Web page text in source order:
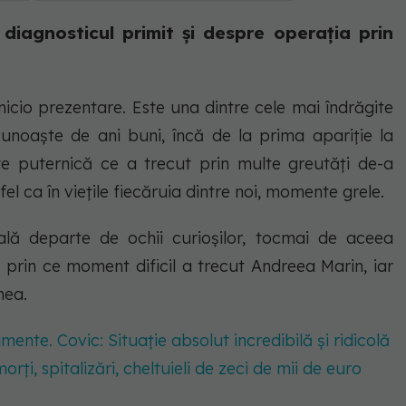
primit și despre operația prin
prezentare. Este una dintre cele mai îndrăgite
de ani buni, încă de la prima apariție la
puternică ce a trecut prin multe greutăți de-a
ca în viețile fiecăruia dintre noi, momente grele.
departe de ochii curioșilor, tocmai de aceea
ce moment dificil a trecut Andreea Marin, iar
Covic: Situație absolut incredibilă și ridicolă
spitalizări, cheltuieli de zeci de mii de euro